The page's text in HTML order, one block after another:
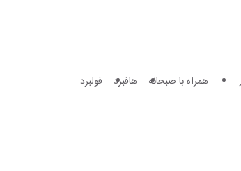
همراه با صبحانه هافبرد فولبرد